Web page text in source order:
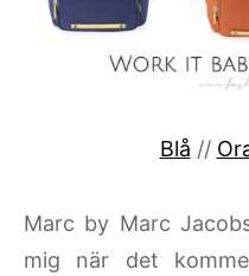
Blå //
Marc by Marc
mig när det